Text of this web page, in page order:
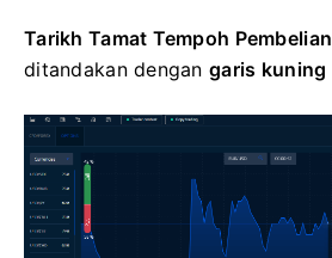
Tarikh Tamat Tempoh Pembelian
ditandakan dengangaris kuning